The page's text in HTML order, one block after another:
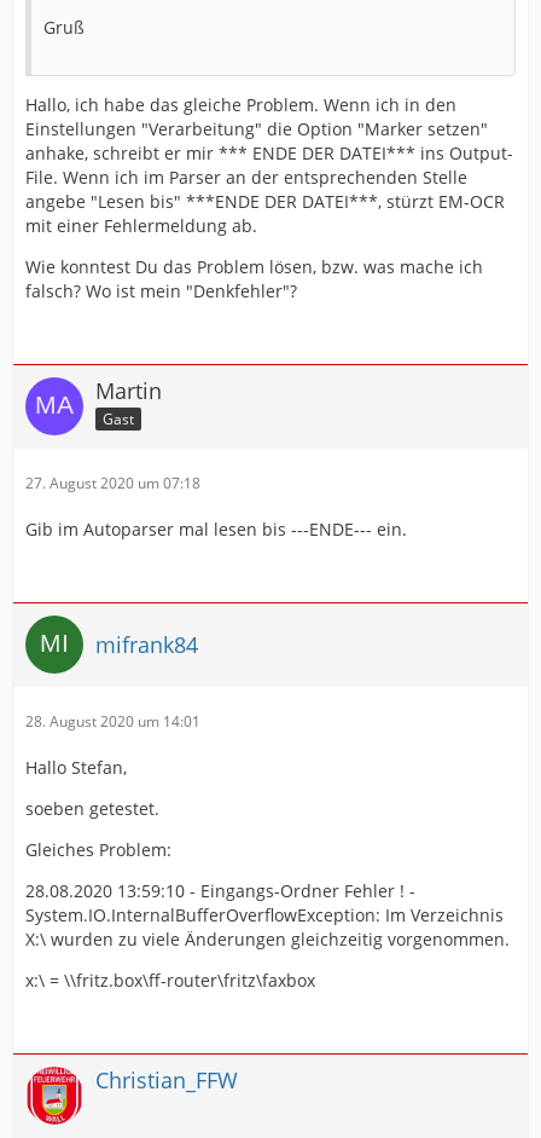
Gruß
Hallo, ich habe das gleiche Problem. Wenn ich in den
Einstellungen "Verarbeitung" die Option "Marker setzen"
anhake, schreibt er mir *** ENDE DER DATEI*** ins Output-
File. Wenn ich im Parser an der entsprechenden Stelle
angebe "Lesen bis" ***ENDE DER DATEI***, stürzt EM-OCR
mit einer Fehlermeldung ab.
Wie konntest Du das Problem lösen, bzw. was mache ich
falsch? Wo ist mein "Denkfehler"?
Martin
Gast
27. August 2020 um 07:18
Gib im Autoparser mal lesen bis ---ENDE--- ein.
mifrank84
28. August 2020 um 14:01
Hallo Stefan,
soeben getestet.
Gleiches Problem:
28.08.2020 13:59:10 - Eingangs-Ordner Fehler ! -
System.IO.InternalBufferOverflowException: Im Verzeichnis
X:\ wurden zu viele Änderungen gleichzeitig vorgenommen.
x:\ = \\fritz.box\ff-router\fritz\faxbox
Christian_FFW